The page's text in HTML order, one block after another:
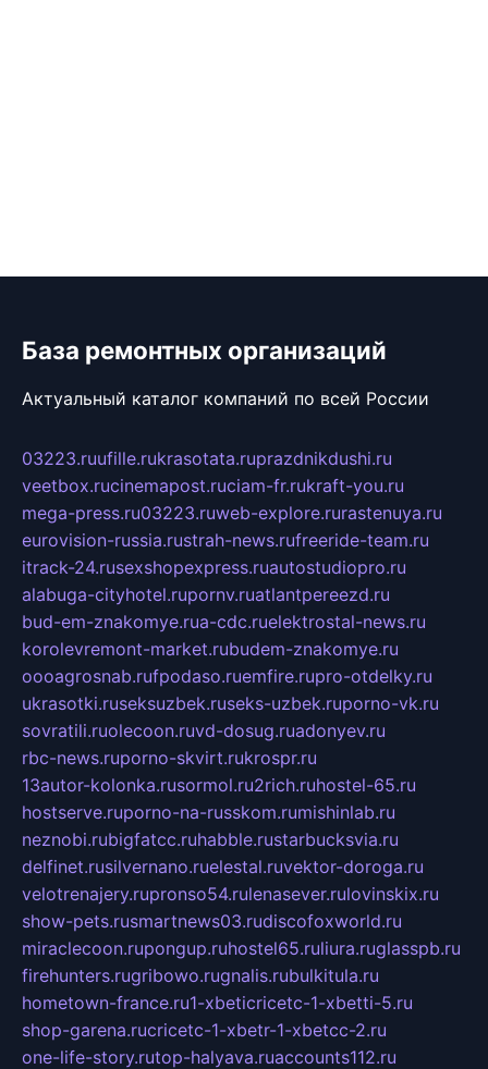
База ремонтных организаций
Актуальный каталог компаний по всей России
03223.ruufille.rukrasotata.ruprazdnikdushi.ru
veetbox.rucinemapost.ruciam-fr.rukraft-you.ru
mega-press.ru03223.ruweb-explore.rurastenuya.ru
eurovision-russia.rustrah-news.rufreeride-team.ru
itrack-24.rusexshopexpress.ruautostudiopro.ru
alabuga-cityhotel.rupornv.ruatlantpereezd.ru
bud-em-znakomye.rua-cdc.ruelektrostal-news.ru
korolevremont-market.rubudem-znakomye.ru
oooagrosnab.rufpodaso.ruemfire.rupro-otdelky.ru
ukrasotki.ruseksuzbek.ruseks-uzbek.ruporno-vk.ru
sovratili.ruolecoon.ruvd-dosug.ruadonyev.ru
rbc-news.ruporno-skvirt.rukrospr.ru
13autor-kolonka.rusormol.ru2rich.ruhostel-65.ru
hostserve.ruporno-na-russkom.rumishinlab.ru
neznobi.rubigfatcc.ruhabble.rustarbucksvia.ru
delfinet.rusilvernano.ruelestal.ruvektor-doroga.ru
velotrenajery.rupronso54.rulenasever.rulovinskix.ru
show-pets.rusmartnews03.rudiscofoxworld.ru
miraclecoon.rupongup.ruhostel65.ruliura.ruglasspb.ru
firehunters.rugribowo.rugnalis.rubulkitula.ru
hometown-france.ru1-xbeticricetc-1-xbetti-5.ru
shop-garena.rucricetc-1-xbetr-1-xbetcc-2.ru
one-life-story.rutop-halyava.ruaccounts112.ru